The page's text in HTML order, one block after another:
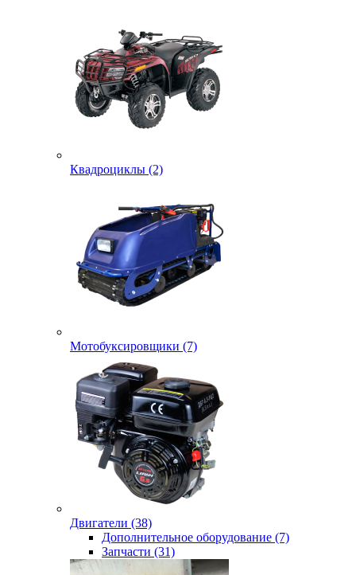
Квадроциклы (2)
Мотобуксировщики (7)
Двигатели (38)
Дополнительное оборудование (7)
Запчасти (31)